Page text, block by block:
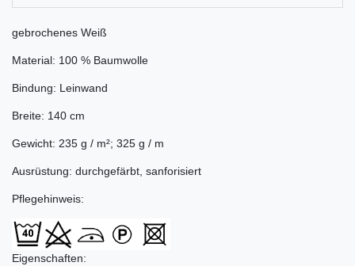
gebrochenes Weiß
Material: 100 % Baumwolle
Bindung: Leinwand
Breite: 140 cm
Gewicht: 235 g / m²; 325 g / m
Ausrüstung: durchgefärbt, sanforisiert
Pflegehinweis:
Eigenschaften: